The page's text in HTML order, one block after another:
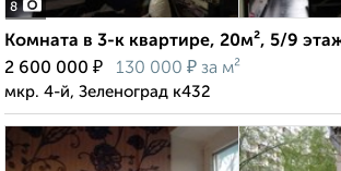
8
Комната в 3-к квартире, 20м², 5/9
2 600 000 ₽ 130 000 ₽ за м²
мкр. 4-й, Зеленоград к432